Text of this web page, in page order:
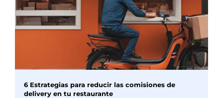
6 Estrategias para reducir las comisiones de
delivery en tu restaurante